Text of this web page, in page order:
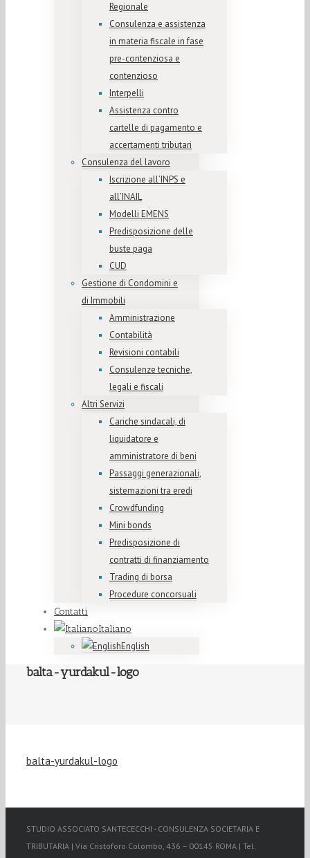
Regionale
Consulenza e assistenza
in materia fiscale in fase
pre-contenziosa e
contenzioso
Interpelli
Assistenza contro
cartelle di pagamento e
accertamenti tributari
Consulenza del lavoro
Iscrizione all’INPS e
all’INAIL
Modelli EMENS
Predisposizione delle
buste paga
CUD
Gestione di Condomini e
di Immobili
Amministrazione
Contabilità
Revisioni contabili
Consulenze tecniche,
legali e fiscali
Altri Servizi
Cariche sindacali, di
liquidatore e
amministratore di beni
Passaggi generazionali,
sistemazioni tra eredi
Crowdfunding
Mini bonds
Predisposizione di
contratti di finanziamento
Trading di borsa
Procedure concorsuali
Contatti
Italiano
English
balta-yurdakul-logo
balta-yurdakul-logo
STUDIO ASSOCIATO SANTECECCHI - CONSULENZA SOCIETARIA E
TRIBUTARIA | Via Cristoforo Colombo, 436 – 00145 ROMA | Tel.